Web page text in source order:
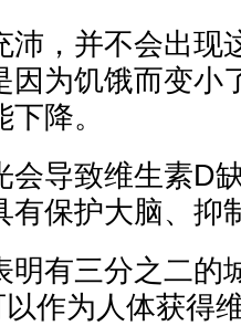
沛，并不会出现
因为饥饿而变小
降。
会导致维生素D
有保护大脑、抑
明有三分之二的
作为人体获得